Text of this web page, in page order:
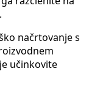
načrtovanje s
učinkovite